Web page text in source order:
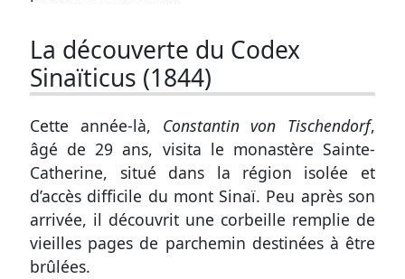
La découverte du Codex
Sinaïticus (1844)
Cette année-là, Constantin von Tischendorf,
âgé de 29 ans, visita le monastère Sainte-
Catherine, situé dans la région isolée et
d’accès difficile du mont Sinaï. Peu après son
arrivée, il découvrit une corbeille remplie de
vieilles pages de parchemin destinées à être
brûlées.